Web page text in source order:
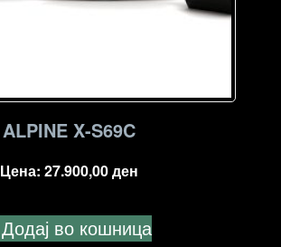
ALPINE X-S69C
Цена:27.900,00ден
Додај во кошница